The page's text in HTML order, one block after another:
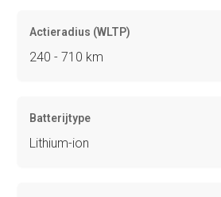
Actieradius (WLTP)
240 - 710 km
Batterijtype
Lithium-ion